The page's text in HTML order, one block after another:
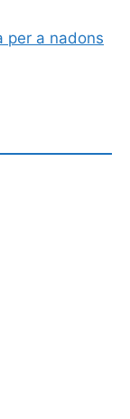
per a nadons